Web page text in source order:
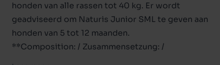
honden van alle rassen tot 40 kg. Er wordt
geadviseerd om Naturis Junior SML te geven aan
honden van 5 tot 12 maanden.
**Composition: / Zusammensetzung: /